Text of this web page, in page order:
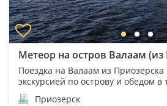
Метеор на остров Валаам (из
Поездка на Валаам из Приозерска
экскурсией по острову и обедом в
Приозерск